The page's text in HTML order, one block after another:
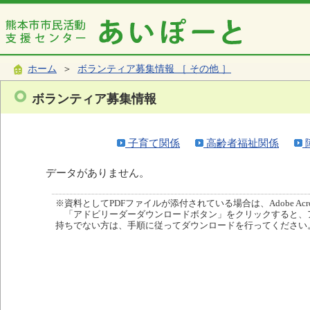
ホーム ＞ ボランティア募集情報 ［ その他 ］
ボランティア募集情報
子育て関係 高齢者福祉関係
データがありません。
※資料としてPDFファイルが添付されている場合は、Adobe
「アドビリーダーダウンロードボタン」をクリックすると
持ちでない方は、手順に従ってダウンロードを行ってください